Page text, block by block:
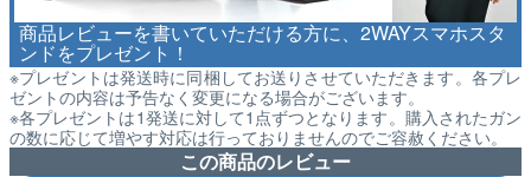
商品レビューを書いていただける方に、2WAYスマホスタ
ンドをプレゼント！
※プレゼントは発送時に同梱してお送りさせていただきます。各プレ
ゼントの内容は予告なく変更になる場合がございます。
※各プレゼントは1発送に対して1点ずつとなります。購入されたガン
の数に応じて増やす対応は行っておりませんのでご容赦ください。
この商品のレビュー